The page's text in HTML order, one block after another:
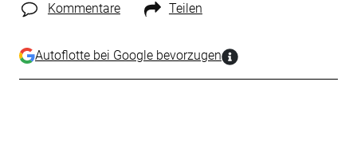
Kommentare Teilen
Autoflotte bei Google bevorzugen